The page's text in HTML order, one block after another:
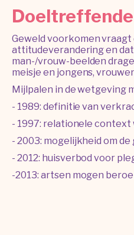
Geweld voorkomen
attitudeverandering en
man-/vrouw-beelden
meisje en jongens,
Mijlpalen in de wetgeving
- 1989: definitie van
- 1997: relationele
- 2003: mogelijkheid om
- 2012: huisverbod voor
-2013: artsen mogen